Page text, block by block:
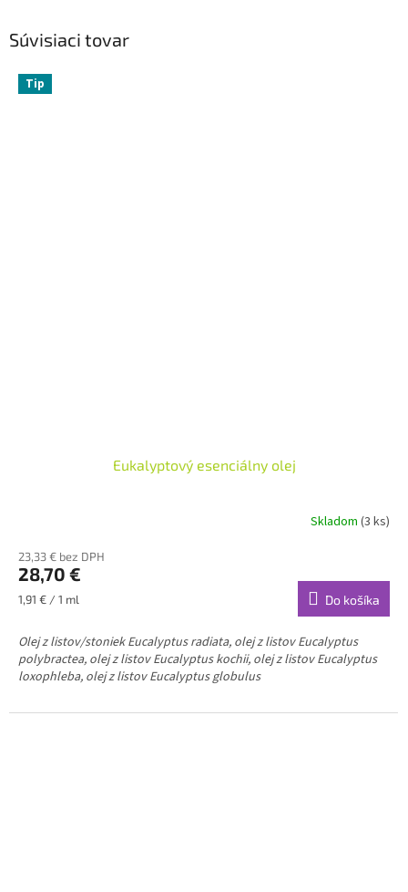
Súvisiaci tovar
Tip
Eukalyptový esenciálny olej
Skladom (3 ks)
23,33 € bez DPH
28,70 €
Jednotková
1,91 € / 1 ml Do košíka
Olej z listov/stoniek Eucalyptus radiata, olej z listov Eucalyptus
polybractea, olej z listov Eucalyptus kochii, olej z listov Eucalyptus
loxophleba, olej z listov Eucalyptus globulus
Eukalyptus, niekedy nazývaný blahovičník, je vždyzelený strom,